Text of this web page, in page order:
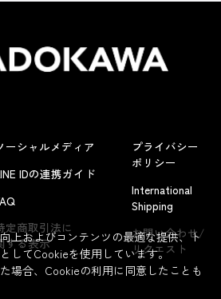
ーシャルメディア
IDの連携ガイド
定商取引法に
する表示
プライバシー
ポリシー
International
Shipping
お問い合わせ/
リクエスト
上およびコンテンツの最適な提供、ト
してCookieを使用しています。
場合、Cookieの利用に同意したことも